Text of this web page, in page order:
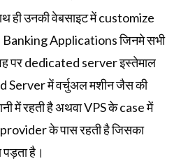
ही उनकी वेबसाइट में customize
Banking Applications जिनमे सभी
वह पर dedicated server इस्तेमाल
Server में वर्चुअल मशीन जैस की
में रहती है अथवा VPS के case में
के पास रहती है जिसका
है।